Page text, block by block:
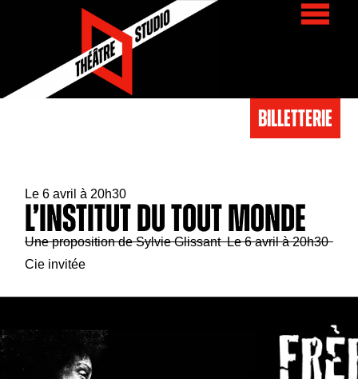
BIlletterie
Le 6 avril à 20h30
L’institut du Tout Monde
Une proposition de Sylvie Glissant Le 6 avril à 20h30
Cie invitée